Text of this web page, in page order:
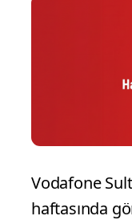
Vodafone
haftasında